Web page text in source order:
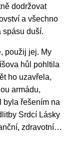
dodržovat
a všechno
spásu duší.
použij jej. My
hůl pohltila
ho uzavřela,
armádu,
byla řešením na
Srdcí Lásky
zdravotní…